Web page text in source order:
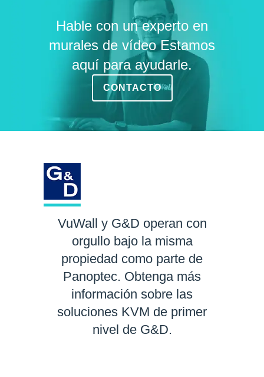
Hable con un experto en
murales de vídeo Estamos
aquí para ayudarle.
CONTACTO
VuWall y G&D operan con
orgullo bajo la misma
propiedad como parte de
Panoptec. Obtenga más
información sobre las
soluciones KVM de primer
nivel de G&D.